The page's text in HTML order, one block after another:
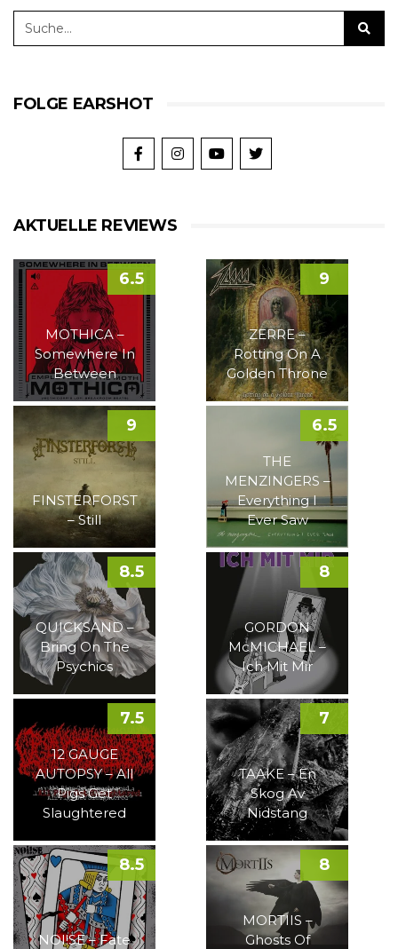
FOLGE EARSHOT
AKTUELLE REVIEWS
MOTHICA –
Somewhere In
Between
6.5
ZERRE –
Rotting On A
Golden Throne
9
FINSTERFORST
– Still
9
THE
MENZINGERS –
Everything I
Ever Saw
6.5
QUICKSAND –
Bring On The
Psychics
8.5
GORDON
McMICHAEL –
Ich Mit Mir
8
12 GAUGE
AUTOPSY – All
Pigs Get
Slaughtered
7.5
TAAKE – En
Skog Av
Nidstang
7
NOI!SE – Fate
8.5
MORTIIS –
Ghosts Of
8